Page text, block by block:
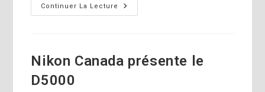
Continuer La Lecture
Sony
Style
Nikon Canada présente le
D5000